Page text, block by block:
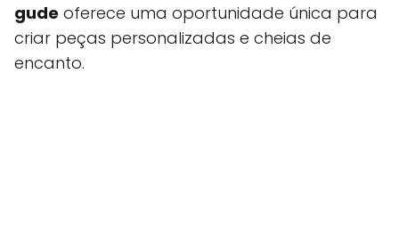
gude oferece uma oportunidade única para
criar peças personalizadas e cheias de
encanto.